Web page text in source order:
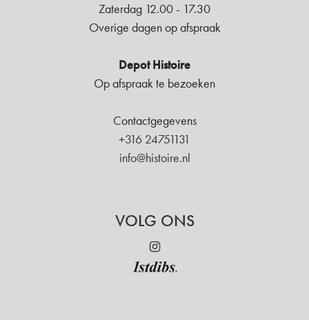
Zaterdag 12.00 - 17.30
Overige dagen op afspraak
Depot Histoire
Op afspraak te bezoeken
Contactgegevens
+316 24751131
info@histoire.nl
VOLG ONS